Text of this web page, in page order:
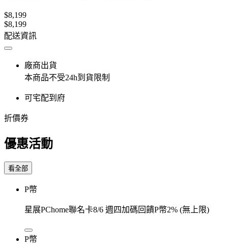
$8,199
$8,199
配送資訊
廠商出貨
本商品不受24h到貨限制
可宅配到府
折價券
優惠活動
看全部
P幣
星展PChome聯名卡8/6 週四加碼回饋P幣2% (無上限)
P幣